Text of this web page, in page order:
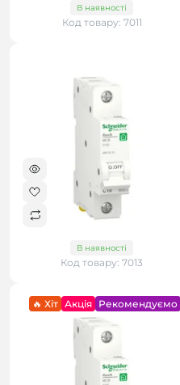
В наявності
Код товару: 7011
В наявності
Код товару: 7013
🔥 Хіт Акція Рекомендуємо